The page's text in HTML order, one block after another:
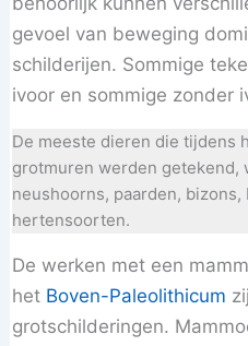
gevoel van beweging
schilderijen. Sommige
ivoor en sommige zonder
De meeste dieren die tijdens
grotmuren werden getekend,
neushoorns, paarden,
hertensoorten.
De werken met een
het Boven-Paleolithicum
grotschilderingen.